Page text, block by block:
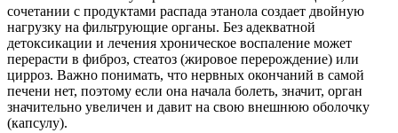
сочетании с продуктами распада этанола создает двойную
нагрузку на фильтрующие органы. Без адекватной
детоксикации и лечения хроническое воспаление может
перерасти в фиброз, стеатоз (жировое перерождение) или
цирроз. Важно понимать, что нервных окончаний в самой
печени нет, поэтому если она начала болеть, значит, орган
значительно увеличен и давит на свою внешнюю оболочку
(капсулу).